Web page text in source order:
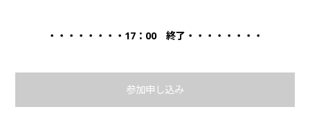
・・・・・・・・17：00 終了・・・・・・・・
参加申し込み